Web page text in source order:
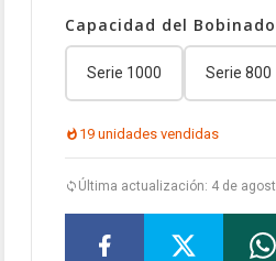
Capacidad del Bobinado
Serie 1000 Serie 800
19 unidades vendidas
Última actualización: 4 de